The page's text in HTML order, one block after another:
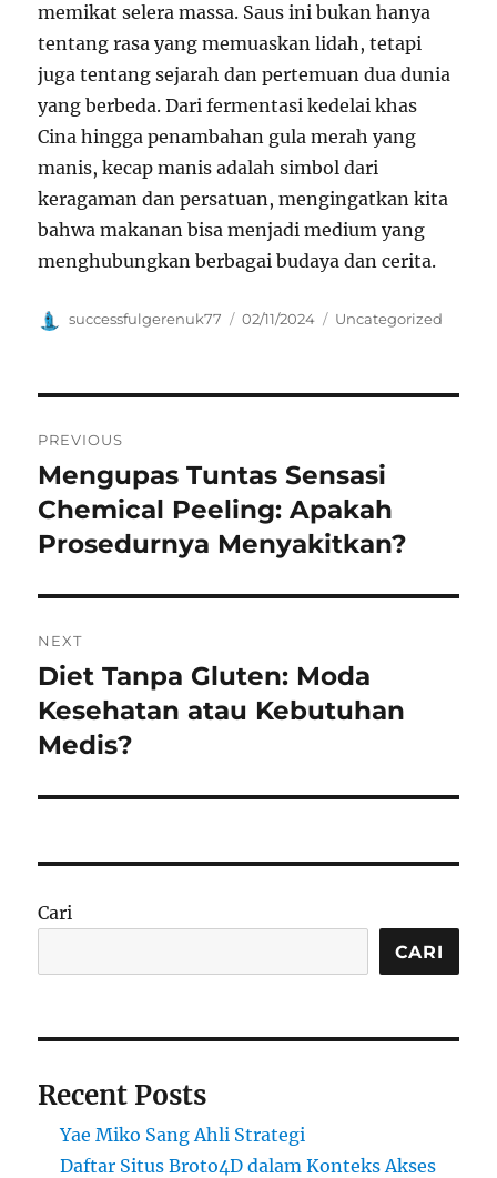
memikat selera massa. Saus ini bukan hanya
tentang rasa yang memuaskan lidah, tetapi
juga tentang sejarah dan pertemuan dua dunia
yang berbeda. Dari fermentasi kedelai khas
Cina hingga penambahan gula merah yang
manis, kecap manis adalah simbol dari
keragaman dan persatuan, mengingatkan kita
bahwa makanan bisa menjadi medium yang
menghubungkan berbagai budaya dan cerita.
Author
successfulgerenuk77
Posted
02/11/2024 Categories
Uncategorized
pos
PREVIOUS
Previous
post:
Mengupas Tuntas Sensasi
Chemical Peeling: Apakah
Prosedurnya Menyakitkan?
NEXT
Next
post:
Diet Tanpa Gluten: Moda
Kesehatan atau Kebutuhan
Medis?
Cari
CARI
Recent Posts
Yae Miko Sang Ahli Strategi
Daftar Situs Broto4D dalam Konteks Akses